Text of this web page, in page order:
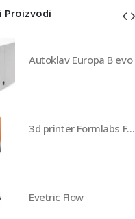
Proizvodi
Autoklav Europa B evo
3d printer Formlabs Form 4b
Evetric Flow